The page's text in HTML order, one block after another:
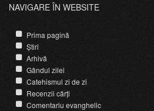
NAVIGARE ÎN WEBSITE
Prima pagină
Știri
Arhivă
Gândul zilei
Catehismul zi de zi
Recenzii cărți
Comentariu evanghelic